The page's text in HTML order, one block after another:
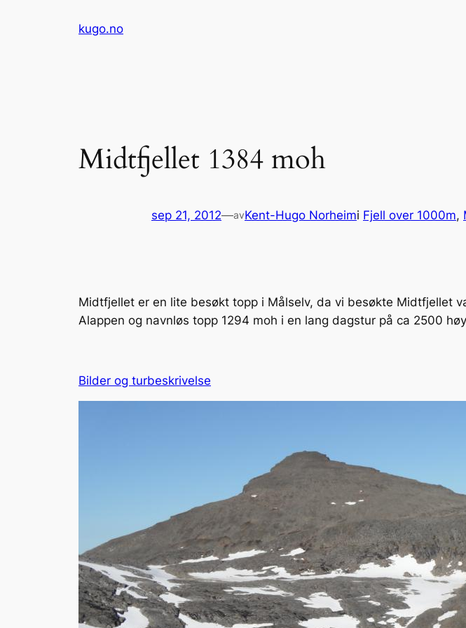
kugo.no
Midtfjellet 1384 moh
sep 21, 2012—avKent-Hugo Norheimi Fjell over 1000m,
Midtfjellet er en lite besøkt topp i Målselv, da vi besøkte Midtfjellet
Alappen og navnløs topp 1294 moh i en lang dagstur på ca 2500
Bilder og turbeskrivelse